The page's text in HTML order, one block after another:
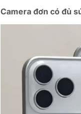
Camera đơn có đủ